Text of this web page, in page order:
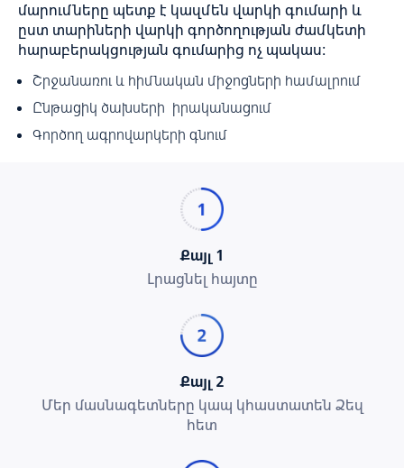
մարումները պետք է կազմեն վարկի գումարի և
ըստ տարիների վարկի գործողության ժամկետի
հարաբերակցության գումարից ոչ պակաս։
Շրջանառու և հիմնական միջոցների համալրում
Ընթացիկ ծախսերի իրականացում
Գործող ագրովարկերի գնում
Քայլ 1
Լրացնել հայտը
Քայլ 2
Մեր մասնագետները կապ կհաստատեն Ձեզ
հետ